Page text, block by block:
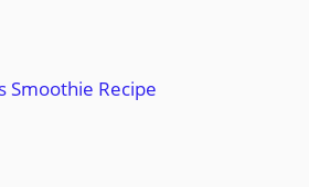
Smoothie Recipe